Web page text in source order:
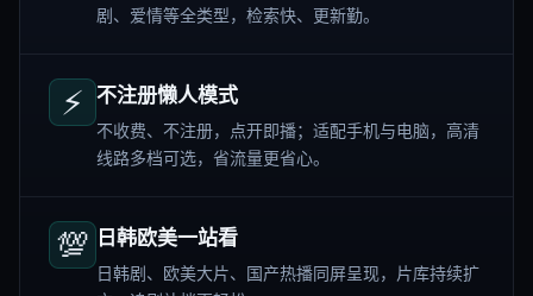
剧、爱情等全类型，检索快、更新勤。
⚡ 不注册懒人模式
不收费、不注册，点开即播；适配手机与电脑，高清
线路多档可选，省流量更省心。
💯 日韩欧美一站看
日韩剧、欧美大片、国产热播同屏呈现，片库持续扩